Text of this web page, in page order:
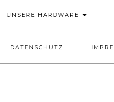
UNSERE HARDWARE
DATENSCHUTZ